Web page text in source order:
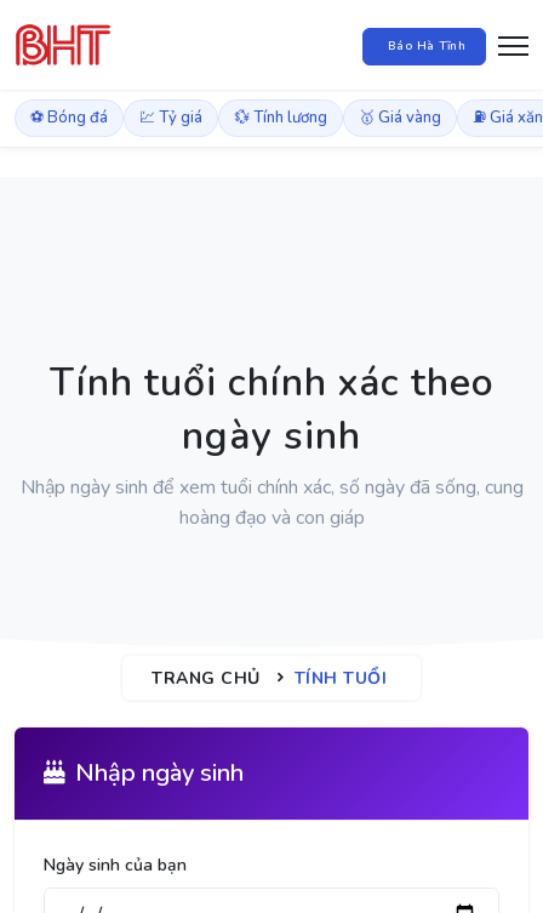
Báo Hà Tĩnh
⚽ Bóng đá 💹 Tỷ giá 💱 Tính lương 🥇 Giá vàng ⛽ Giá
Tính tuổi chính xác theo
ngày sinh
Nhập ngày sinh để xem tuổi chính xác, số ngày đã sống, cung
hoàng đạo và con giáp
TRANG CHỦ TÍNH TUỔI
Nhập ngày sinh
Ngày sinh của bạn